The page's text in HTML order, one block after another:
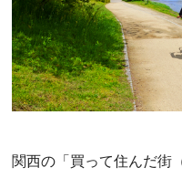
関西の「買って住んだ街